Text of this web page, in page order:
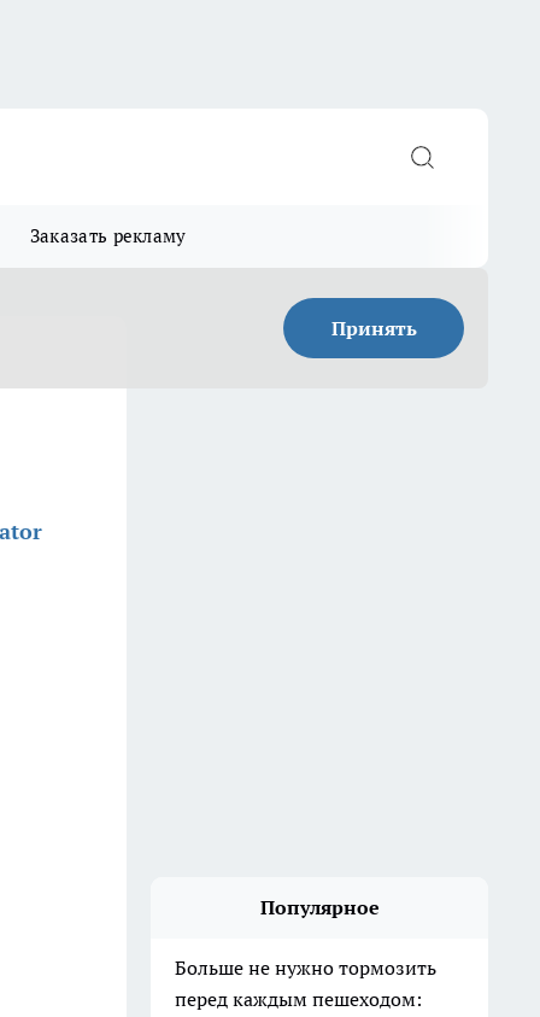
Заказать рекламу
Принять
Популярное
Больше не нужно тормозить
перед каждым пешеходом: